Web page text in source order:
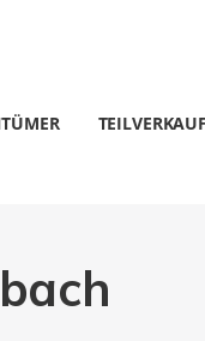
TEILVERKAUF